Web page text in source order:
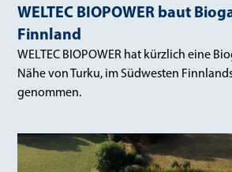
WELTEC BIOPOWER baut
Finnland
WELTEC BIOPOWER hat kürzlich eine
Nähe von Turku, im Südwesten
genommen.